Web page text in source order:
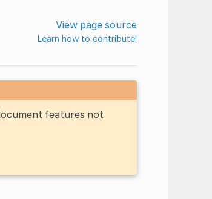
View page source
Learn how to contribute!
features not